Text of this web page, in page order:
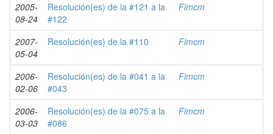
2005-
08-24
Resolución(es) de la #121 a la
#122
Fimcm
2007-
05-04
Resolución(es) de la #110 Fimcm
2006-
02-06
Resolución(es) de la #041 a la
#043
Fimcm
2006-
03-03
Resolución(es) de la #075 a la
#086
Fimcm